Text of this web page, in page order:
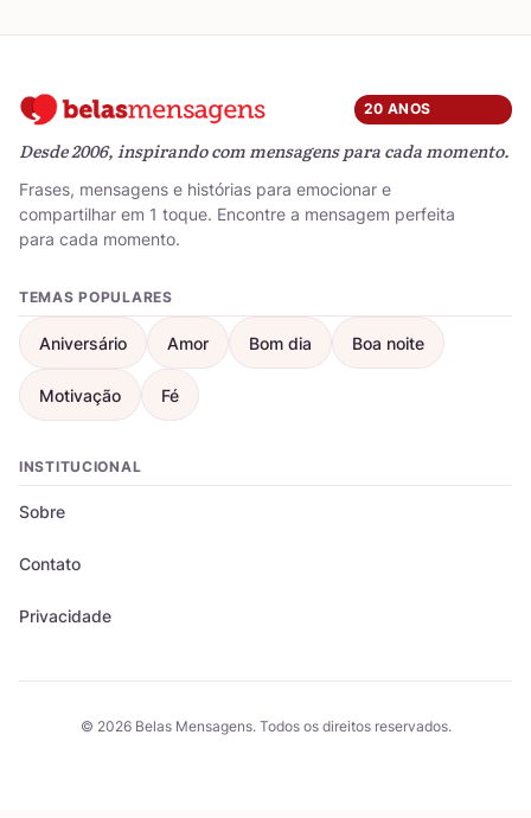
20 ANOS
Desde 2006, inspirando com mensagens para cada momento.
Frases, mensagens e histórias para emocionar e
compartilhar em 1 toque. Encontre a mensagem perfeita
para cada momento.
TEMAS POPULARES
Aniversário Amor Bom dia Boa noite
Motivação Fé
INSTITUCIONAL
Sobre
Contato
Privacidade
© 2026 Belas Mensagens. Todos os direitos reservados.